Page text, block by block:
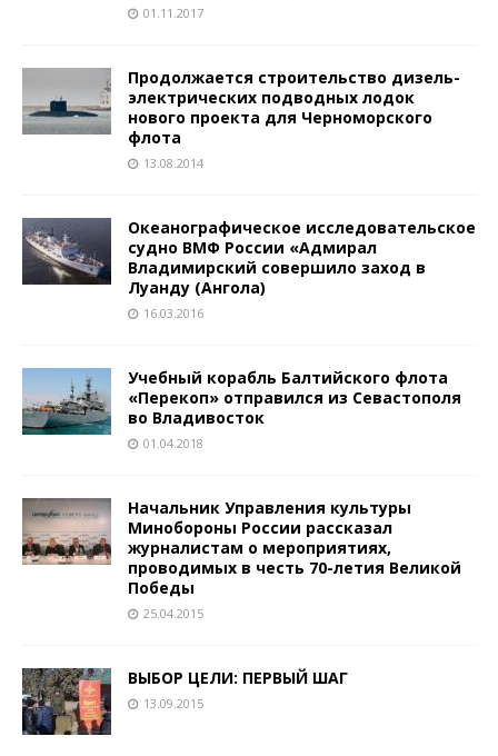
01.11.2017
Продолжается строительство дизель-
электрических подводных лодок
нового проекта для Черноморского
флота
13.08.2014
Океанографическое исследовательское
судно ВМФ России «Адмирал
Владимирский совершило заход в
Луанду (Ангола)
16.03.2016
Учебный корабль Балтийского флота
«Перекоп» отправился из Севастополя
во Владивосток
01.04.2018
Начальник Управления культуры
Минобороны России рассказал
журналистам о мероприятиях,
проводимых в честь 70-летия Великой
Победы
25.04.2015
ВЫБОР ЦЕЛИ: ПЕРВЫЙ ШАГ
13.09.2015